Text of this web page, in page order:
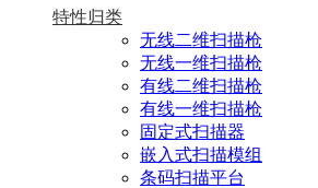
特性归类
无线二维扫描枪
无线一维扫描枪
有线二维扫描枪
有线一维扫描枪
固定式扫描器
嵌入式扫描模组
条码扫描平台